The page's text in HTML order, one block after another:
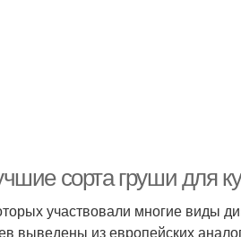
сорта груши для
участвовали многие виды
выведены из европейских